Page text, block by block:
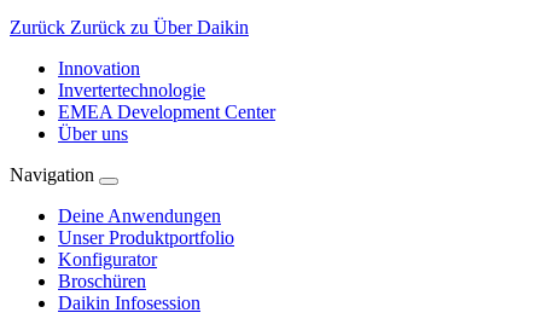
Zurück Zurück zu Über Daikin
Innovation
Invertertechnologie
EMEA Development Center
Über uns
Navigation
Deine Anwendungen
Unser Produktportfolio
Konfigurator
Broschüren
Daikin Infosession